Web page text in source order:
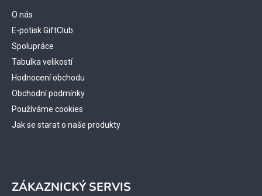
O nás
E-potisk GiftClub
Spolupráce
Tabulka velikostí
Hodnocení obchodu
Obchodní podmínky
Používáme cookies
Jak se starat o naše produkty
ZÁKAZNICKÝ SERVIS